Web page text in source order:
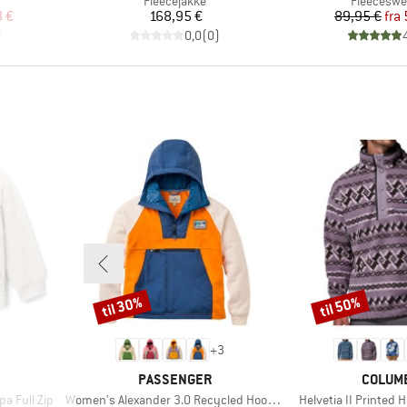
€ Pris
168,95 €
0,0(0)
89,95 €fra
Full Zip
+3
MÆRKE
PASSENGER
Artikel
Women's Alexander 3.0 Recycled Hooded Polar Fleece
Rabat
til 30%
MÆRKE
Artikel
Helvetia II Printed
Rabat
til 50%